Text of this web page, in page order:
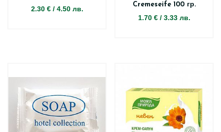
2.30 €/ 4.50 лв.
Cremeseife 100 гр.
1.70 €/ 3.33 лв.